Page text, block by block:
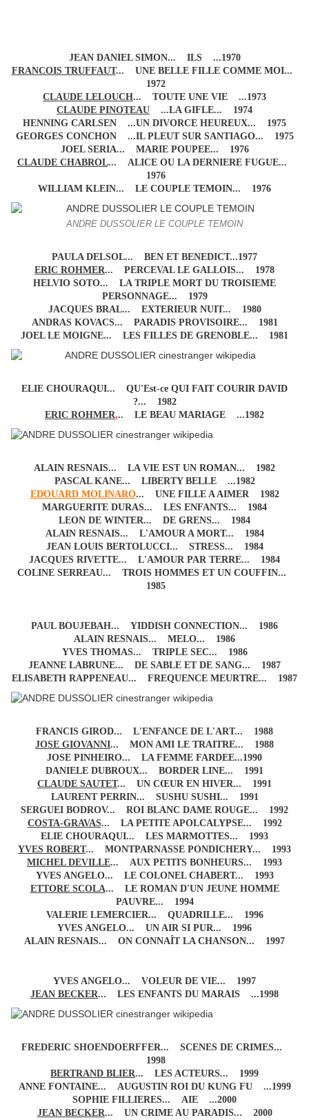
JEAN DANIEL SIMON... ILS ...1970
FRANCOIS TRUFFAUT... UNE BELLE FILLE COMME MOI...
1972
CLAUDE LELOUCH... TOUTE UNE VIE ...1973
CLAUDE PINOTEAU ...LA GIFLE... 1974
HENNING CARLSEN ...UN DIVORCE HEUREUX... 1975
GEORGES CONCHON ...IL PLEUT SUR SANTIAGO... 1975
JOEL SERIA... MARIE POUPEE... 1976
CLAUDE CHABROL... ALICE OU LA DERNIERE FUGUE...
1976
WILLIAM KLEIN... LE COUPLE TEMOIN... 1976
ANDRE DUSSOLIER LE COUPLE TEMOIN
PAULA DELSOL... BEN ET BENEDICT...1977
ERIC ROHMER... PERCEVAL LE GALLOIS... 1978
HELVIO SOTO... LA TRIPLE MORT DU TROISIEME
PERSONNAGE... 1979
JACQUES BRAL... EXTERIEUR NUIT... 1980
ANDRAS KOVACS... PARADIS PROVISOIRE... 1981
JOEL LE MOIGNE... LES FILLES DE GRENOBLE... 1981
ELIE CHOURAQUI... QU'Est-ce QUI FAIT COURIR DAVID
?... 1982
ERIC ROHMER... LE BEAU MARIAGE ...1982
ALAIN RESNAIS... LA VIE EST UN ROMAN... 1982
PASCAL KANE... LIBERTY BELLE ...1982
EDOUARD MOLINARO... UNE FILLE A AIMER 1982
MARGUERITE DURAS... LES ENFANTS... 1984
LEON DE WINTER... DE GRENS... 1984
ALAIN RESNAIS... L'AMOUR A MORT... 1984
JEAN LOUIS BERTOLUCCI... STRESS... 1984
JACQUES RIVETTE... L'AMOUR PAR TERRE... 1984
COLINE SERREAU... TROIS HOMMES ET UN COUFFIN...
1985
PAUL BOUJEBAH... YIDDISH CONNECTION... 1986
ALAIN RESNAIS... MELO... 1986
YVES THOMAS... TRIPLE SEC... 1986
JEANNE LABRUNE... DE SABLE ET DE SANG... 1987
ELISABETH RAPPENEAU... FREQUENCE MEURTRE... 1987
FRANCIS GIROD... L'ENFANCE DE L'ART... 1988
JOSE GIOVANNI... MON AMI LE TRAITRE... 1988
JOSE PINHEIRO... LA FEMME FARDEE...1990
DANIELE DUBROUX... BORDER LINE... 1991
CLAUDE SAUTET... UN CŒUR EN HIVER... 1991
LAURENT PERRIN... SUSHU SUSHI... 1991
SERGUEI BODROV... ROI BLANC DAME ROUGE... 1992
COSTA-GRAVAS... LA PETITE APOLCALYPSE... 1992
ELIE CHOURAQUI... LES MARMOTTES... 1993
YVES ROBERT... MONTPARNASSE PONDICHERY... 1993
MICHEL DEVILLE... AUX PETITS BONHEURS... 1993
YVES ANGELO... LE COLONEL CHABERT... 1993
ETTORE SCOLA... LE ROMAN D'UN JEUNE HOMME
PAUVRE... 1994
VALERIE LEMERCIER... QUADRILLE... 1996
YVES ANGELO... UN AIR SI PUR... 1996
ALAIN RESNAIS... ON CONNAÎT LA CHANSON... 1997
YVES ANGELO... VOLEUR DE VIE... 1997
JEAN BECKER... LES ENFANTS DU MARAIS ...1998
FREDERIC SHOENDOERFFER... SCENES DE CRIMES...
1998
BERTRAND BLIER... LES ACTEURS... 1999
ANNE FONTAINE... AUGUSTIN ROI DU KUNG FU ...1999
SOPHIE FILLIERES... AIE ...2000
JEAN BECKER... UN CRIME AU PARADIS... 2000